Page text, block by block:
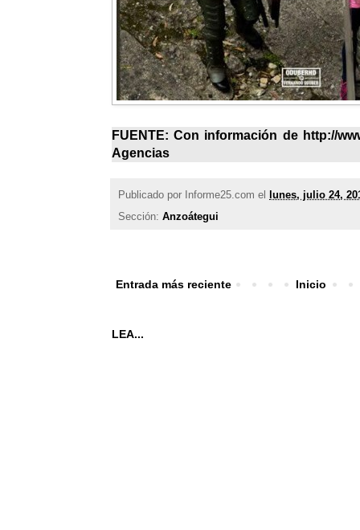
FUENTE: Con información de http://
Agencias
Publicado por Informe25.com el
lunes, julio 24,
Sección: Anzoátegui
Entrada más reciente Inicio
LEA...